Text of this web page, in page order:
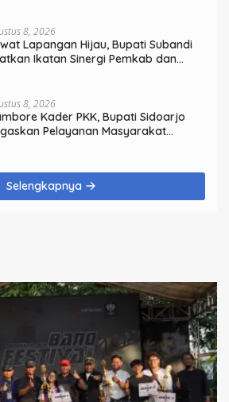
8, 2026
Lapangan Hijau, Bupati Subandi
Ikatan Sinergi Pemkab dan
8, 2026
Kader PKK, Bupati Sidoarjo
Pelayanan Masyarakat
Selengkapnya